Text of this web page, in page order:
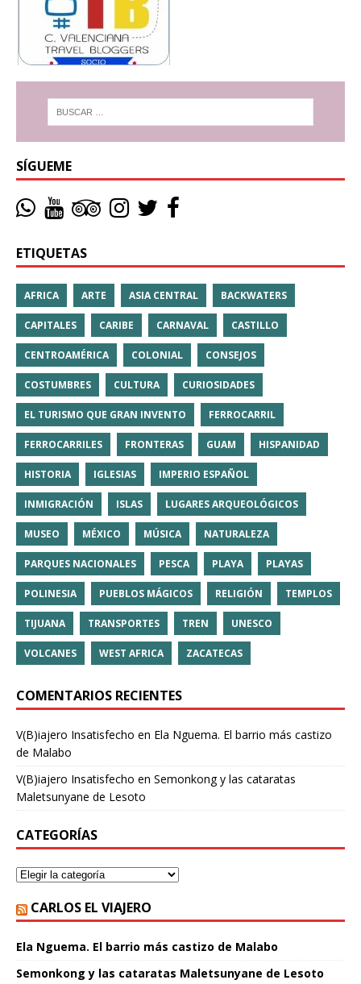
SÍGUEME
ETIQUETAS
AFRICA ARTE ASIA CENTRAL BACKWATERS
CAPITALES CARIBE CARNAVAL CASTILLO
CENTROAMÉRICA COLONIAL CONSEJOS
COSTUMBRES CULTURA CURIOSIDADES
EL TURISMO QUE GRAN INVENTO FERROCARRIL
FERROCARRILES FRONTERAS GUAM HISPANIDAD
HISTORIA IGLESIAS IMPERIO ESPAÑOL
INMIGRACIÓN ISLAS LUGARES ARQUEOLÓGICOS
MUSEO MÉXICO MÚSICA NATURALEZA
PARQUES NACIONALES PESCA PLAYA PLAYAS
POLINESIA PUEBLOS MÁGICOS RELIGIÓN TEMPLOS
TIJUANA TRANSPORTES TREN UNESCO
VOLCANES WEST AFRICA ZACATECAS
COMENTARIOS RECIENTES
V(B)iajero Insatisfecho en Ela Nguema. El barrio más castizo
de Malabo
V(B)iajero Insatisfecho en Semonkong y las cataratas
Maletsunyane de Lesoto
CATEGORÍAS
CARLOS EL VIAJERO
Ela Nguema. El barrio más castizo de Malabo
Semonkong y las cataratas Maletsunyane de Lesoto